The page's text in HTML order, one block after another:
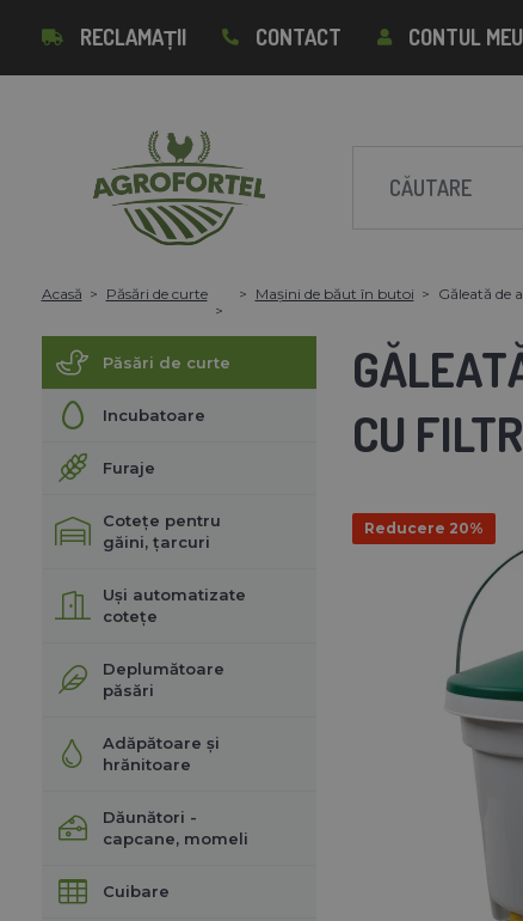
RECLAMAȚII CONTACT CONTUL MEU
Acasă Păsări de curte Mașini de băut în butoi Găleată de
Păsări de curte
Incubatoare
Furaje
Cotețe pentru
găini, țarcuri
Uși automatizate
cotețe
Deplumătoare
păsări
Adăpătoare și
hrănitoare
Dăunători -
capcane, momeli
Cuibare
CU
Reducere 20%